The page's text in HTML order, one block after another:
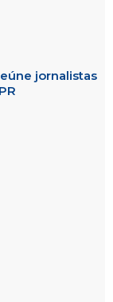
jornalistas